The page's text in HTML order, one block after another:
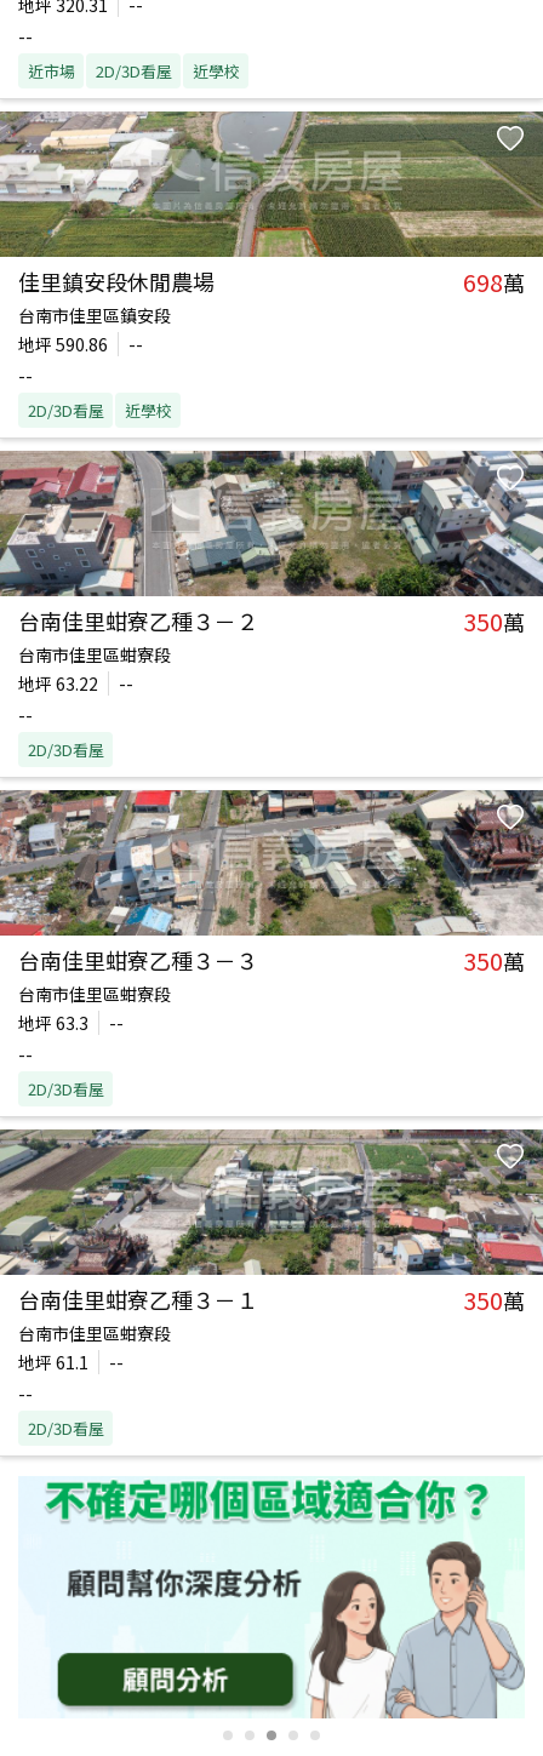
地坪 320.31
--
--
近市場 2D/3D看屋 近學校
佳里鎮安段休閒農場 698萬
台南市佳里區鎮安段
地坪 590.86
--
--
2D/3D看屋 近學校
台南佳里蚶寮乙種３－２ 350萬
台南市佳里區蚶寮段
地坪 63.22
--
--
2D/3D看屋
台南佳里蚶寮乙種３－３ 350萬
台南市佳里區蚶寮段
地坪 63.3
--
--
2D/3D看屋
台南佳里蚶寮乙種３－１ 350萬
台南市佳里區蚶寮段
地坪 61.1
--
--
2D/3D看屋